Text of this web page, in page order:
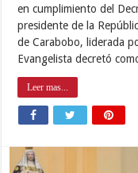
en cumplimiento del
presidente de la
de Carabobo, liderada
Evangelista decretó
Leer mas...